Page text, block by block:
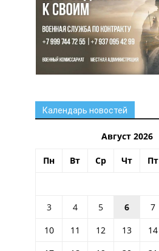
Календарь новостей
Август 2026
Пн Вт Ср Чт Пт
3
4 5 6 7
10
11 12 13 14